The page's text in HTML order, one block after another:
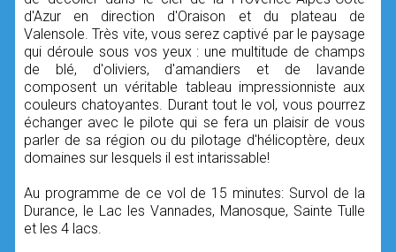
d'Azur en direction d'Oraison et du plateau de
Valensole. Très vite, vous serez captivé par le paysage
qui déroule sous vos yeux : une multitude de champs
de blé, d'oliviers, d'amandiers et de lavande
composent un véritable tableau impressionniste aux
couleurs chatoyantes. Durant tout le vol, vous pourrez
échanger avec le pilote qui se fera un plaisir de vous
parler de sa région ou du pilotage d'hélicoptère, deux
domaines sur lesquels il est intarissable!
Au programme de ce vol de 15 minutes: Survol de la
Durance, le Lac les Vannades, Manosque, Sainte Tulle
et les 4 lacs.